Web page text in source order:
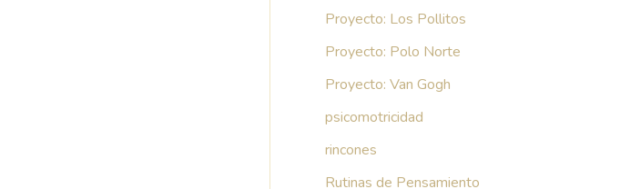
Proyecto: Los Pollitos
Proyecto: Polo Norte
Proyecto: Van Gogh
psicomotricidad
rincones
Rutinas de Pensamiento